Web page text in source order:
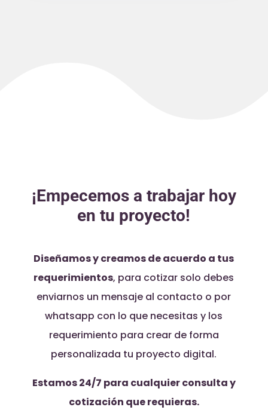
¡Empecemos a trabajar hoy
en tu proyecto!
Diseñamos y creamos de acuerdo a tus
requerimientos, para cotizar solo debes
enviarnos un mensaje al contacto o por
whatsapp con lo que necesitas y los
requerimiento para crear de forma
personalizada tu proyecto digital.
Estamos 24/7 para cualquier consulta y
cotización que requieras.